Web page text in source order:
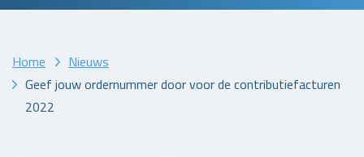
Home
Nieuws
Geef jouw ordernummer door voor de contributiefacturen
2022